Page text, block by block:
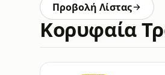
Προβολή Λίστας
Κορυφαία